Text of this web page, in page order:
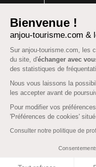
Bienvenue !
anjou-tourisme.com &
Sur anjou-tourisme.com, les
du site, d'échanger avec
des statistiques de
Nous vous laissons la
les accepter avant de
Pour modifier vos
'Préférences de cookies'
Consulter notre politique de
© Anjou tourisme 2026 -
Mentions légales
CGU Réservation-